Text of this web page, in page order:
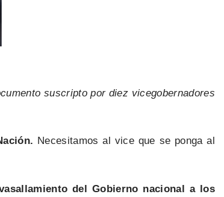
suscripto por diez vicegobernadores
Necesitamos al vice que se ponga al
del Gobierno nacional a los